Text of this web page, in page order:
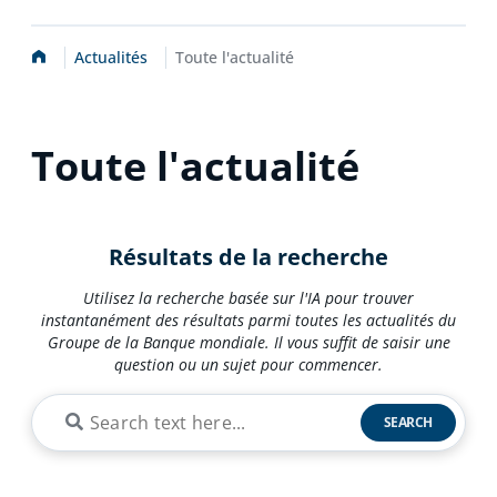
AccueilActualités Toute l'actualité
Toute l'actualité
Résultats de la recherche
Utilisez la recherche basée sur l'IA pour trouver
instantanément des résultats parmi toutes les actualités du
Groupe de la Banque mondiale. Il vous suffit de saisir une
question ou un sujet pour commencer.
SEARCH